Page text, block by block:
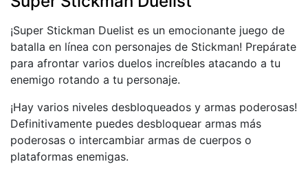
¡Super Stickman Duelist es un emocionante juego de
batalla en línea con personajes de Stickman! Prepárate
para afrontar varios duelos increíbles atacando a tu
enemigo rotando a tu personaje.
¡Hay varios niveles desbloqueados y armas poderosas!
Definitivamente puedes desbloquear armas más
poderosas o intercambiar armas de cuerpos o
plataformas enemigas.